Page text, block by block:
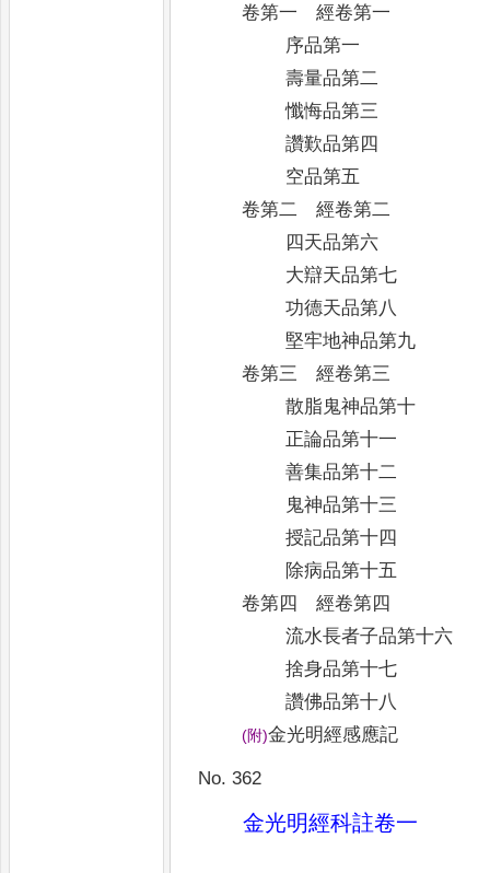
卷第一 經卷第一
序品第一
壽量品第二
懺悔品第三
讚歎品第四
空品第五
卷第二 經卷第二
四天品第六
大辯天品第七
功德天品第八
堅牢地神品第九
卷第三 經卷第三
散脂鬼神品第十
正論品第十一
善集品第十二
鬼神品第十三
授記品第十四
除病品第十五
卷第四 經卷第四
流水長者子品第十六
捨身品第十七
讚佛品第十八
(附)金光明經感應記
No. 362
金光明經科註卷一